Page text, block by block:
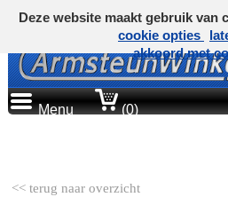
Menu (0)
<< terug naar overzicht
Deze website maakt gebruik van
cookie opties
akkoord met